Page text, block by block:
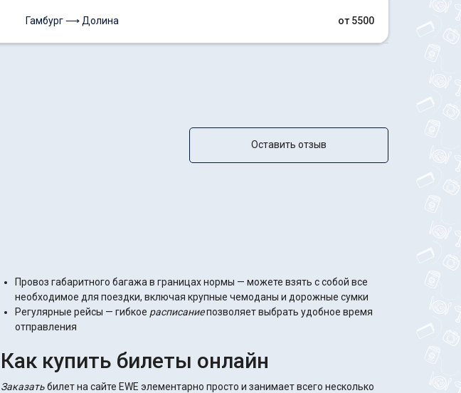
Гамбург ⟶ Долина от 5500
Оставить отзыв
Провоз габаритного багажа в границах нормы — можете взять с собой все
необходимое для поездки, включая крупные чемоданы и дорожные сумки
Регулярные рейсы — гибкое расписаниепозволяет выбрать удобное время
отправления
Как купить билеты онлайн
Заказатьбилет на сайте EWE элементарно просто и занимает всего несколько